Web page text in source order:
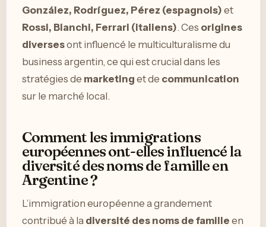
González, Rodríguez, Pérez (espagnols) et
Rossi, Bianchi, Ferrari (italiens). Ces origines
diversesont influencé le multiculturalisme du
business argentin, ce qui est crucial dans les
stratégies de marketing et de communication
sur le marché local.
Comment les immigrations
européennes ont-elles influencé la
diversité des noms de famille en
Argentine ?
L’immigration européenne a grandement
contribué à la diversité des noms de famille en